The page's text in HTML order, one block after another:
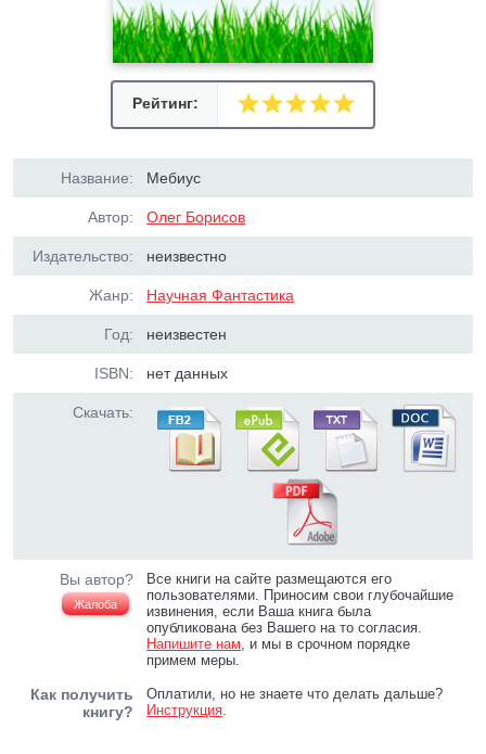
Рейтинг:
Название: Мебиус
Автор: Олег Борисов
Издательство: неизвестно
Жанр: Научная Фантастика
Год: неизвестен
ISBN: нет данных
Скачать:
Вы автор?
Жалоба
Все книги на сайте размещаются его
пользователями. Приносим свои глубочайшие
извинения, если Ваша книга была
опубликована без Вашего на то согласия.
Напишите нам, и мы в срочном порядке
примем меры.
Как получить
книгу?
Оплатили, но не знаете что делать дальше?
Инструкция.